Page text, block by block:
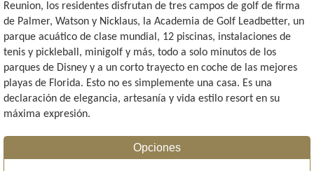
Reunion, los residentes disfrutan de tres campos de golf de firma
de Palmer, Watson y Nicklaus, la Academia de Golf Leadbetter, un
parque acuático de clase mundial, 12 piscinas, instalaciones de
tenis y pickleball, minigolf y más, todo a solo minutos de los
parques de Disney y a un corto trayecto en coche de las mejores
playas de Florida. Esto no es simplemente una casa. Es una
declaración de elegancia, artesanía y vida estilo resort en su
máxima expresión.
Opciones